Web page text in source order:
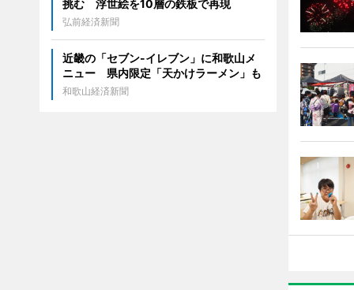
挑む 浮世絵を10層の鉄板で再現
弘前経済新聞
近畿の「セブン-イレブン」に和歌山メ
ニュー 県内限定「天かけラーメン」も
和歌山経済新聞